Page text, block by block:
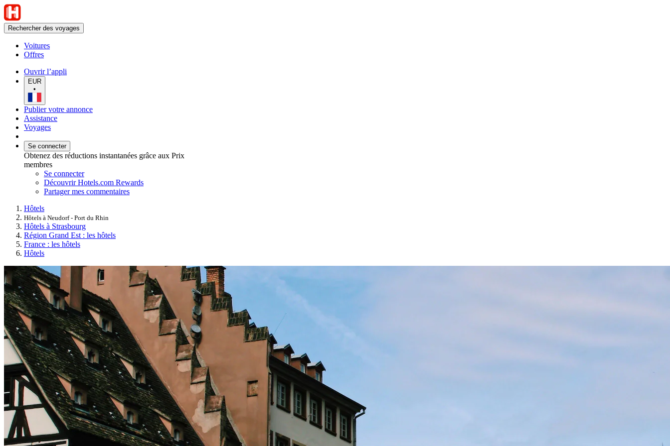
Rechercher des voyages
Voitures
Offres
Ouvrir l’appli
EUR
•
Publier votre annonce
Assistance
Voyages
Se connecter
Obtenez des réductions instantanées grâce aux Prix
membres
Se connecter
Découvrir Hotels.com Rewards
Partager mes commentaires
Hôtels
Hôtels à Neudorf - Port du Rhin
Hôtels à Strasbourg
Région Grand Est : les hôtels
France : les hôtels
Hôtels